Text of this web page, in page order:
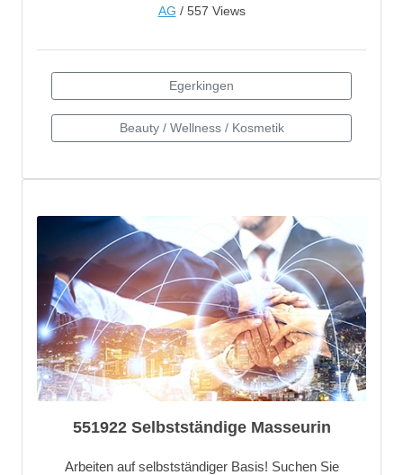
AG / 557 Views
551922 Selbstständige Masseurin
Arbeiten auf selbstständiger Basis! Suchen Sie